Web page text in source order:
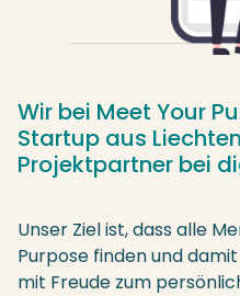
Wir bei Meet Your
Startup aus
Projektpartner bei
Unser Ziel ist, dass alle
Purpose finden und
mit Freude zum